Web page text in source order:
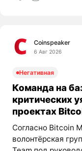
Coinspeaker
6 Авг 2026
Негативная
Команда на
критических
проектах
Согласно Bitcoin
волонтёрская